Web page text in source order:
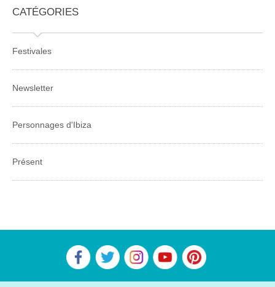
CATÉGORIES
Festivales
Newsletter
Personnages d'Ibiza
Présent